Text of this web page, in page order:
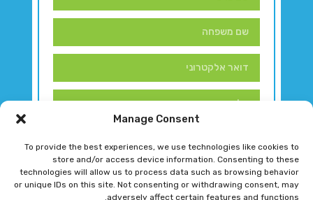
Manage Consent
To provide the best experiences, we use technologies like cookies to
store and/or access device information. Consenting to these
technologies will allow us to process data such as browsing behavior
or unique IDs on this site. Not consenting or withdrawing consent, may
adversely affect certain features and functions.